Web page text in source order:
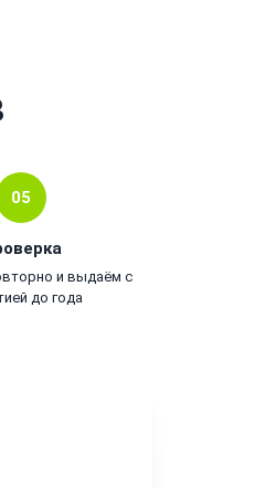
05
и выдаём с
до года